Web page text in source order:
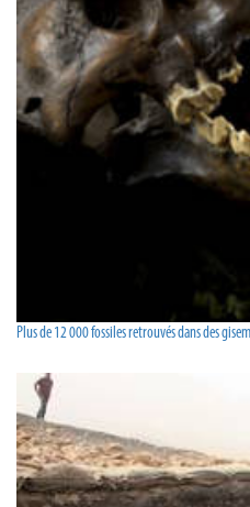
Plus de 12 000 fossiles retrouvés dans des